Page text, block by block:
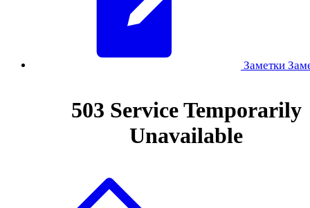
Заметки